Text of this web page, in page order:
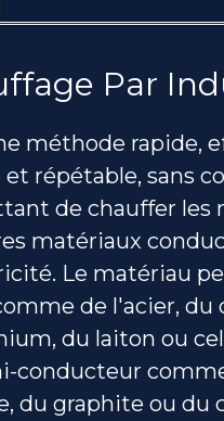
Par
méthode rapide,
et répétable, sans
de chauffer les
matériaux
Le matériau
de l'acier, du
du laiton ou
conducteur
du graphite ou du